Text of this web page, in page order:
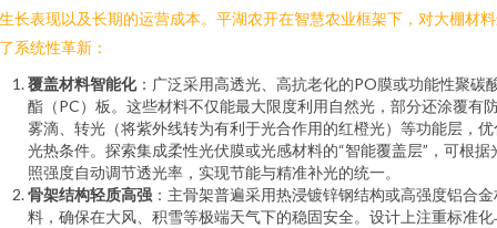
长表现以及长期的运营成本。平湖农开在智慧农业框架下，对大棚材
系统性革新：
覆盖材料智能化：广泛采用高透光、高抗老化的PO膜或功能性聚碳
酯（PC）板。这些材料不仅能最大限度利用自然光，部分还涂覆有
雾滴、转光（将紫外线转为有利于光合作用的红橙光）等功能层，优
光热条件。探索集成柔性光伏膜或光感材料的“智能覆盖层”，可根据
照强度自动调节透光率，实现节能与精准补光的统一。
骨架结构轻质高强 ：主骨架普遍采用热浸镀锌钢结构或高强度铝合
料，确保在大风、积雪等极端天气下的稳固安全。设计上注重标准化